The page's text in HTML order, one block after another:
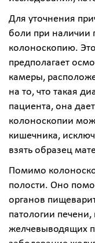
Для уточнения
боли при наличии
колоноскопию.
предполагает
камеры,
на то, что такая
пациента, она
колоноскопии
кишечника,
взять образец
Помимо
полости. Оно
органов
патологии
желчевыводящих